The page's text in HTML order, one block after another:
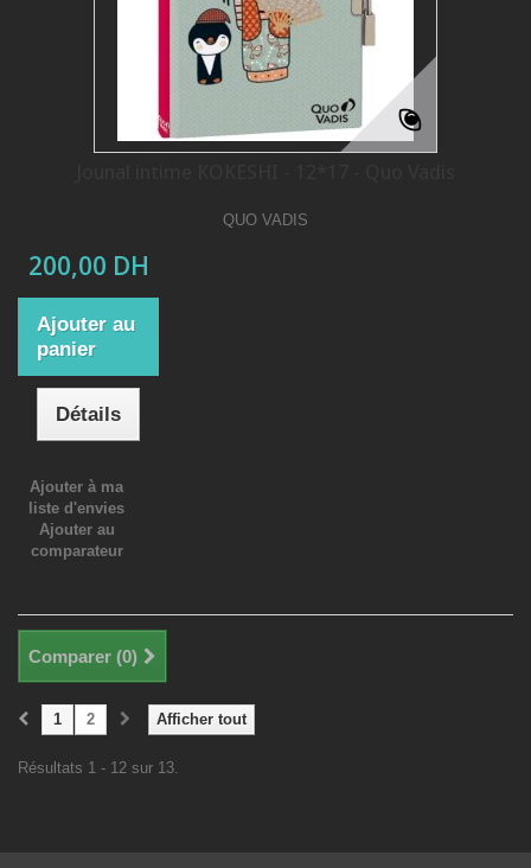
QUO VADIS
200,00 DH
Ajouter au
panier
Détails
Ajouter à ma
liste d'envies
Ajouter au
comparateur
Comparer (0)
Afficher tout
1 2
Résultats 1 - 12 sur 13.